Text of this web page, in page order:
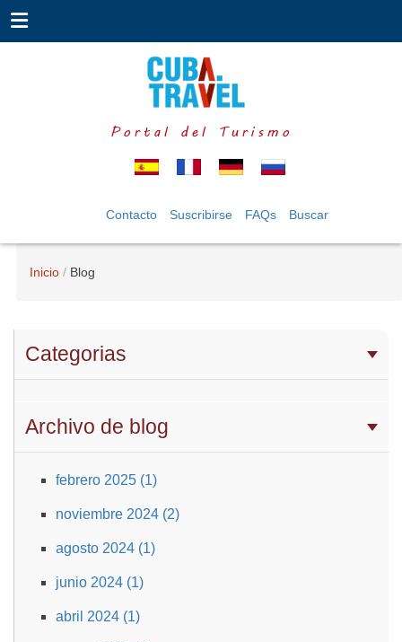
Portal del Turismo
Contacto Suscribirse FAQs Buscar
Inicio Blog
Categorias
Archivo de blog
febrero 2025 (1)
noviembre 2024 (2)
agosto 2024 (1)
junio 2024 (1)
abril 2024 (1)